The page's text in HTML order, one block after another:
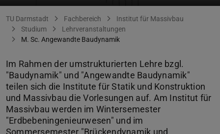
Sie befinden sich hier:
TU Darmstadt Fachbereich
Institut für Massivbau
Studium
Lehrveranstaltungen
M. Sc. Angewandte Baudynamik
Im Rahmen der umstrukturierten Lehre bzgl.
"Baudynamik" und "Angewandte Baudynamik"
teilen sich die Institute für Statik und Konstruktion
und Massivbau die Vorlesungen auf. Am Institut für
Massivbau werden im Wintersemester
"Erdbebeningenieurwesen" und im
Sommersemester "Brückendynamik und